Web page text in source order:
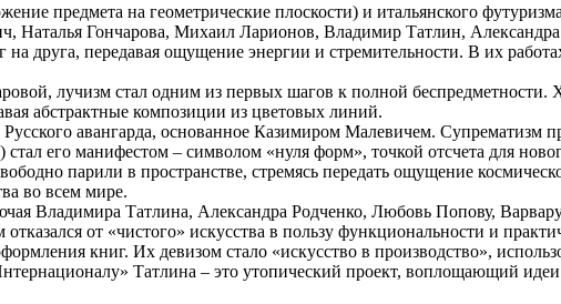
предмета на геометрические плоскости) и итальянского
Наталья Гончарова, Михаил Ларионов, Владимир Татлин, Александра
передавая ощущение энергии и стремительности. В их
лучизм стал одним из первых шагов к полной беспредметности.
абстрактные композиции из цветовых линий.
авангарда, основанное Казимиром Малевичем. Супрематизм
его манифестом – символом «нуля форм», точкой отсчета для
парили в пространстве, стремясь передать ощущение
во всем мире.
Владимира Татлина, Александра Родченко, Любовь Попову,
от «чистого» искусства в пользу функциональности и
книг. Их девизом стало «искусство в производство»,
Татлина – это утопический проект, воплощающий